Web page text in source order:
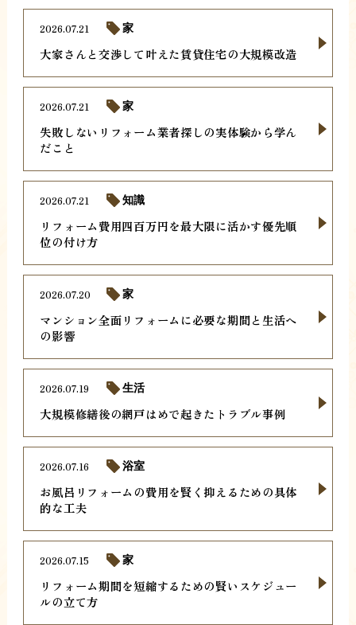
大家さんと交渉して叶えた賃貸住宅の大規模改造
2026.07.21 家
失敗しないリフォーム業者探しの実体験から学ん
だこと
2026.07.21 家
リフォーム費用四百万円を最大限に活かす優先順
位の付け方
2026.07.21 知識
マンション全面リフォームに必要な期間と生活へ
の影響
2026.07.20 家
大規模修繕後の網戸はめで起きたトラブル事例
2026.07.19 生活
お風呂リフォームの費用を賢く抑えるための具体
的な工夫
2026.07.16 浴室
リフォーム期間を短縮するための賢いスケジュー
ルの立て方
2026.07.15 家